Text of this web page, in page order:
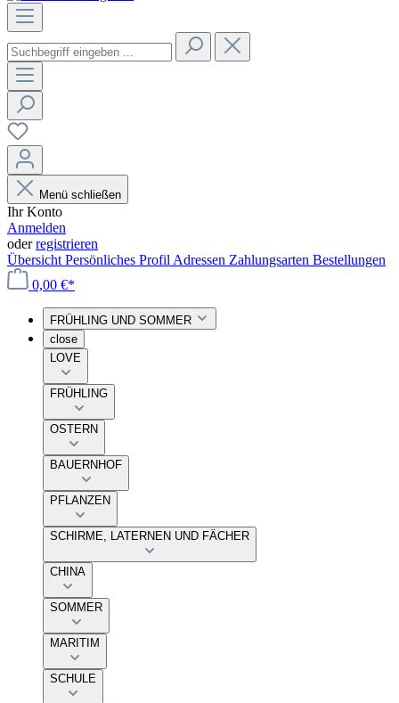
Menü schließen
Ihr Konto
Anmelden
oderregistrieren
Übersicht Persönliches Profil Adressen Zahlungsarten Bestellungen
0,00 €*
FRÜHLING UND SOMMER
close
LOVE
FRÜHLING
OSTERN
BAUERNHOF
PFLANZEN
SCHIRME, LATERNEN UND FÄCHER
CHINA
SOMMER
MARITIM
SCHULE